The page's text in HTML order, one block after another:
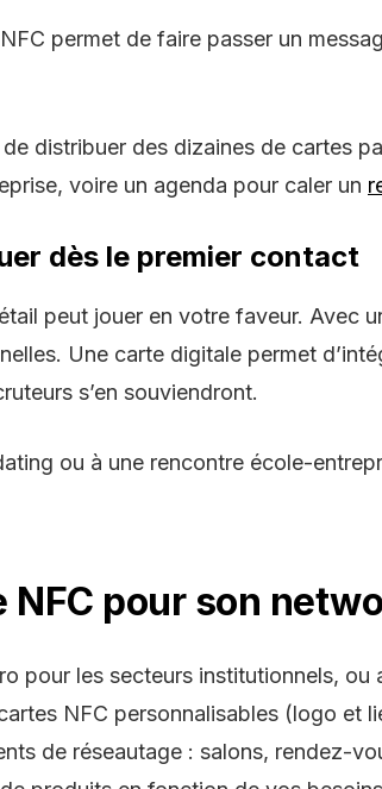
permet de faire passer un
de distribuer des dizaines de cartes
voire un agenda pour caler un
dès le premier contact
peut jouer en votre faveur. Avec
Une carte digitale permet
s’en souviendront.
ou à une rencontre école-
pour son
pour les secteurs institutionnels, ou
NFC personnalisables (logo et
de réseautage : salons, rendez-